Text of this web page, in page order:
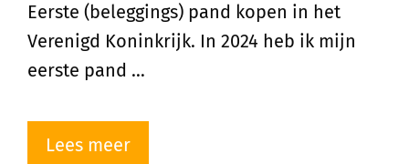
Eerste (beleggings) pand kopen in het
Verenigd Koninkrijk. In 2024 heb ik mijn
eerste pand …
Lees meer